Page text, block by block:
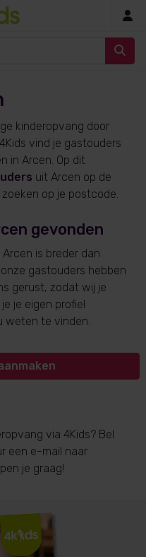
kinderopvang door
vind je gastouders
in Arcen. Op dit
uit Arcen op de
op je postcode.
gevonden
is breder dan
gastouders hebben
gerust, zodat wij je
je eigen profiel
weten te vinden.
via 4Kids? Bel
een e-mail naar
je graag!